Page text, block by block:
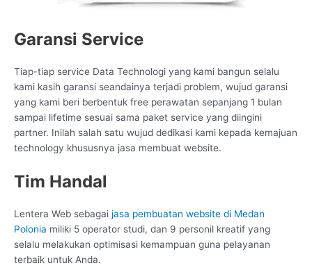
Garansi Service
Tiap-tiap service Data Technologi yang kami bangun selalu
kami kasih garansi seandainya terjadi problem, wujud garansi
yang kami beri berbentuk free perawatan sepanjang 1 bulan
sampai lifetime sesuai sama paket service yang diingini
partner. Inilah salah satu wujud dedikasi kami kepada kemajuan
technology khususnya jasa membuat website.
Tim Handal
Lentera Web sebagai jasa pembuatan website di Medan
Polonia miliki 5 operator studi, dan 9 personil kreatif yang
selalu melakukan optimisasi kemampuan guna pelayanan
terbaik untuk Anda.